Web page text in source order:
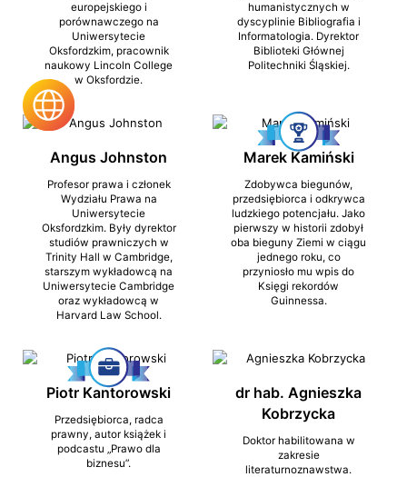
europejskiego i
porównawczego na
Uniwersytecie
Oksfordzkim, pracownik
naukowy Lincoln College
w Oksfordzie.
humanistycznych w
dyscyplinie Bibliografia i
Informatologia. Dyrektor
Biblioteki Głównej
Politechniki Śląskiej.
Angus Johnston
Profesor prawa i członek
Wydziału Prawa na
Uniwersytecie
Oksfordzkim. Były dyrektor
studiów prawniczych w
Trinity Hall w Cambridge,
starszym wykładowcą na
Uniwersytecie Cambridge
oraz wykładowcą w
Harvard Law School.
Marek Kamiński
Zdobywca biegunów,
przedsiębiorca i odkrywca
ludzkiego potencjału. Jako
pierwszy w historii zdobył
oba bieguny Ziemi w ciągu
jednego roku, co
przyniosło mu wpis do
Księgi rekordów
Guinnessa.
Piotr Kantorowski
Przedsiębiorca, radca
prawny, autor książek i
podcastu „Prawo dla
biznesu”.
dr hab. Agnieszka
Kobrzycka
Doktor habilitowana w
zakresie
literaturnoznawstwa.